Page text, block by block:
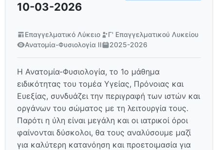
10-03-2026
Επαγγελματικό Λύκειο
Γ' Επαγγελματικού Λυκείου
Ανατομία-Φυσιολογία ΙΙ
2025-2026
Η Ανατομία-Φυσιολογία, το 1ο μάθημα
ειδικότητας του τομέα Υγείας, Πρόνοιας και
Ευεξίας, συνδυάζει την περιγραφή των ιστών και
οργάνων του σώματος με τη λειτουργία τους.
Παρότι η ύλη είναι μεγάλη και οι ιατρικοί όροι
φαίνονται δύσκολοι, θα τους αναλύσουμε μαζί
για καλύτερη κατανόηση και προετοιμασία για